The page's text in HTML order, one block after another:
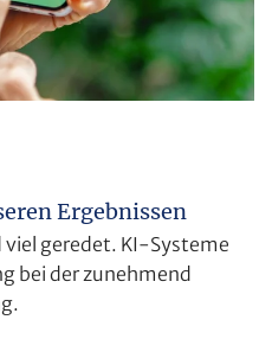
Ergebnissen
geredet. KI-Systeme
bei der zunehmend